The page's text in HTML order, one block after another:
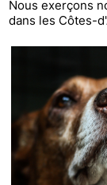
Nous exerçons
dans les Côtes-